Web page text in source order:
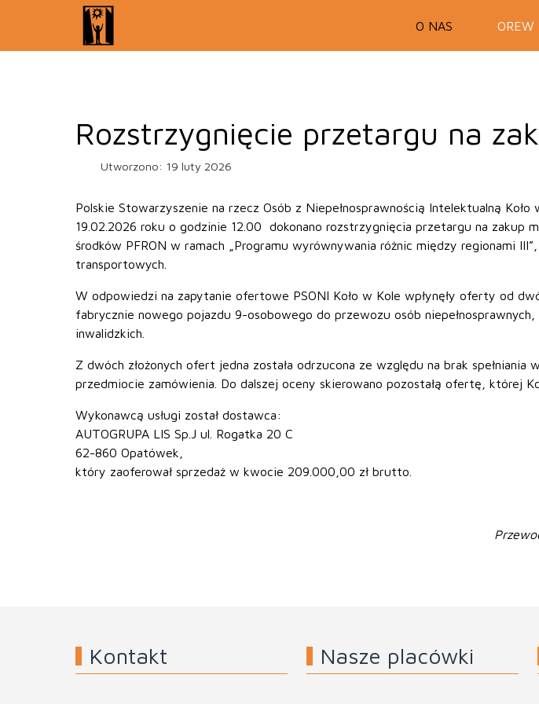
O NAS OREW
Rozstrzygnięcie przetargu na
Utworzono: 19 luty 2026
Polskie Stowarzyszenie na rzecz Osób z Niepełnosprawnością Intelektualną
19.02.2026 roku o godzinie 12.00 dokonano rozstrzygnięcia przetargu na zakup
środków PFRON w ramach „Programu wyrównywania różnic między regionami
transportowych.
W odpowiedzi na zapytanie ofertowe PSONI Koło w Kole wpłynęły oferty od
fabrycznie nowego pojazdu 9-osobowego do przewozu osób
inwalidzkich.
Z dwóch złożonych ofert jedna została odrzucona ze względu na brak
przedmiocie zamówienia. Do dalszej oceny skierowano pozostałą ofertę, której
Wykonawcą usługi został dostawca:
AUTOGRUPA LIS Sp.J ul. Rogatka 20 C
62-860 Opatówek,
który zaoferował sprzedaż w kwocie 209.000,00 zł brutto.
Kontakt Nasze placówki